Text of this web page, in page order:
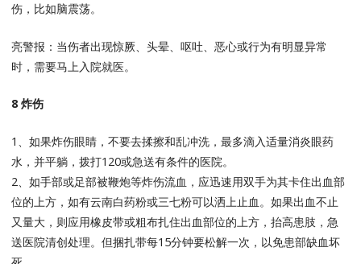
伤，比如脑震荡。
亮警报：当伤者出现惊厥、头晕、呕吐、恶心或行为有明显异常
时，需要马上入院就医。
8 炸伤
1、如果炸伤眼睛，不要去揉擦和乱冲洗，最多滴入适量消炎眼药
水，并平躺，拨打120或急送有条件的医院。
2、如手部或足部被鞭炮等炸伤流血，应迅速用双手为其卡住出血部
位的上方，如有云南白药粉或三七粉可以洒上止血。如果出血不止
又量大，则应用橡皮带或粗布扎住出血部位的上方，抬高患肢，急
送医院清创处理。但捆扎带每15分钟要松解一次，以免患部缺血坏